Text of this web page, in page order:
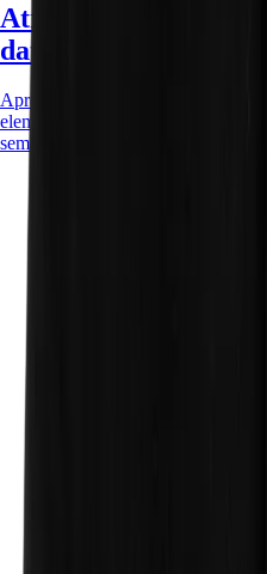
Atributos data-* en
datos personalizados
Aprende a usar los atributos data-*
elementos HTML y accederla
semántica